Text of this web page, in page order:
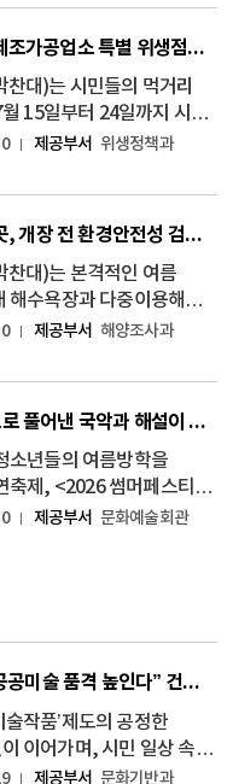
인천시, 즉석판매제조가공업소 특별 위생점검… 위반업소 4개소 적발
대)는 시민들의 먹거리
15일부터 24일까지 시와
석판매제조가공업소 특별
품위생법 위반업소
번 점검은 최근
라인 주문·택배 판매가
제공부서 위생정책과
인천 해수욕장 16곳, 개장 전 환경안전성 검사 결과 '모두 적합'
찬대)는 본격적인 여름
해수욕장과 다중이용해변
장 전 환경안전성 검사를
목이 관련 기준을 충족해
밝혔다. 이번 조사는
하고 해수욕장을 이용
제공부서 해양조사과
생성형 인공지능으로 풀어낸 국악과 해설이 있는 클래식, ‘2026 썸머페스티벌’
소년들의 여름방학을
축제, <2026 썸머페스티벌
16일 이틀간
제공부서 문화예술회관
인천시, “일상 속 공공미술 품격 높인다” 건축물 미술작품 심의위원 48명 신규 위촉
술작품’제도의 공정한
이어가며, 시민 일상 속
나선다. 인천광역시
제공부서 문화기반과